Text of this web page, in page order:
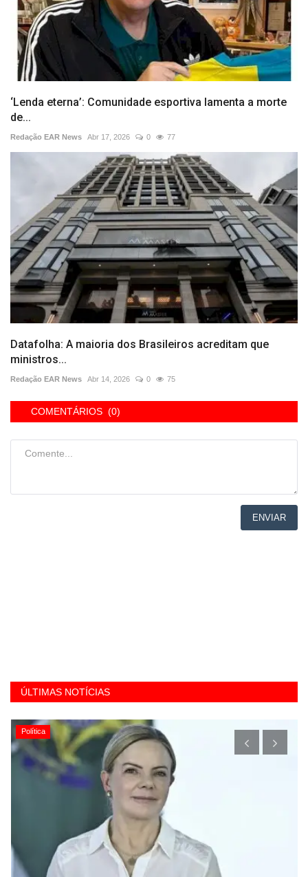
‘Lenda eterna’: Comunidade esportiva lamenta a morte
de...
Redação EAR News Abr 17, 2026 0 77
Datafolha: A maioria dos Brasileiros acreditam que
ministros...
Redação EAR News Abr 14, 2026 0 75
COMENTÁRIOS (0)
ENVIAR
ÚLTIMAS NOTÍCIAS
Política